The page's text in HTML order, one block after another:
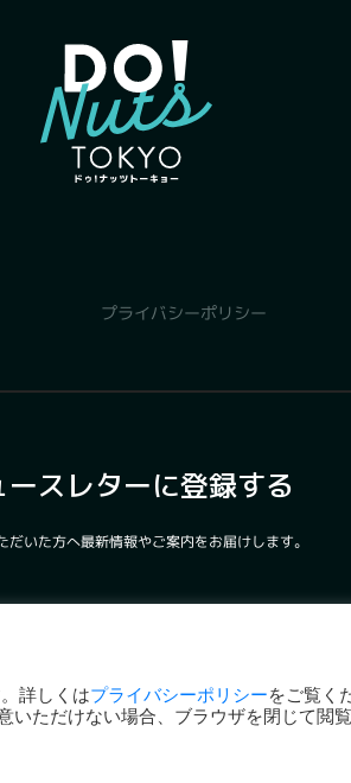
プライバシーポリシー
ースレターに登録する
だいた方へ最新情報やご案内をお届けします。
詳しくはプライバシーポリシーをご覧く
ただけない場合、ブラウザを閉じて閲